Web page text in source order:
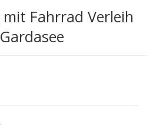
Fahrrad Verleih